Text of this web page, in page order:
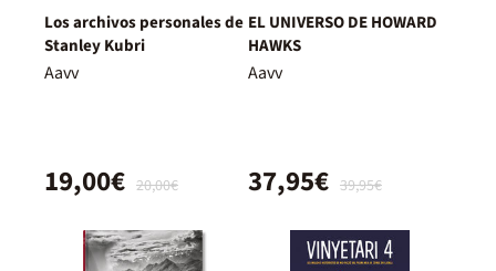
Los archivos personales de
Stanley Kubri
Aavv
20,00€
19,00€
EL UNIVERSO DE HOWARD
HAWKS
Aavv
39,95€
37,95€